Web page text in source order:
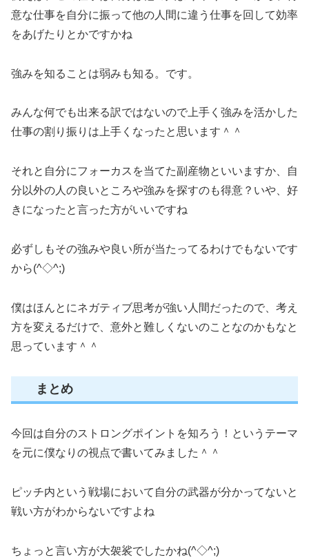
意な仕事を自分に振って他の人間に違う仕事を回して効率
をあげたりとかですかね
強みを知ることは弱みも知る。です。
みんな何でも出来る訳ではないので上手く強みを活かした
仕事の割り振りは上手くなったと思います＾＾
それと自分にフォーカスを当てた副産物といいますか、自
分以外の人の良いところや強みを探すのも得意？いや、好
きになったと言った方がいいですね
必ずしもその強みや良い所が当たってるわけでもないです
から(^◇^;)
僕はほんとにネガティブ思考が強い人間だったので、考え
方を変えるだけで、意外と難しくないのことなのかもなと
思っています＾＾
まとめ
今回は自分のストロングポイントを知ろう！というテーマ
を元に僕なりの視点で書いてみました＾＾
ピッチ内という戦場において自分の武器が分かってないと
戦い方がわからないですよね
ちょっと言い方が大袈裟でしたかね(^◇^;)